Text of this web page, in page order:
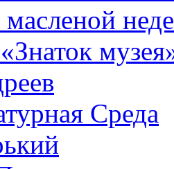
масленой
Среда